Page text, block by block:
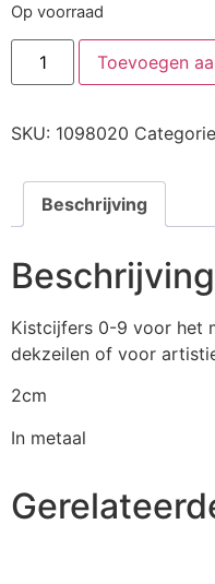
Op voorraad
Toevoegen
SKU: 1098020
Beschrijving
Beschrijving
Kistcijfers 0-9 voor het
dekzeilen of voor
2cm
In metaal